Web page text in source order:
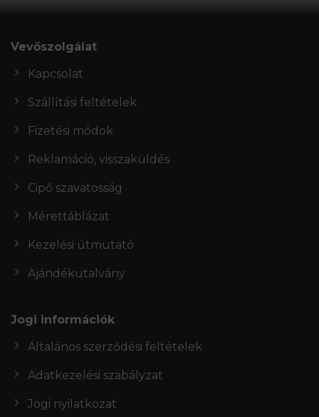
Vevőszolgálat
Kapcsolat
Szállítási feltételek
Fizetési módok
Reklamáció, visszaküldés
Cipő szavatosság
Mérettáblázat
Kezelési útmutató
Ajándékutalvány
Jogi információk
Általános szerződési feltételek
Adatkezelési szabályzat
Jogi nyilatkozat